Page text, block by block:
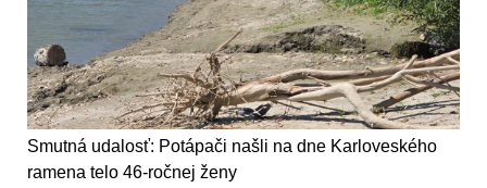
Smutná udalosť: Potápači našli na dne Karloveského
ramena telo 46-ročnej ženy